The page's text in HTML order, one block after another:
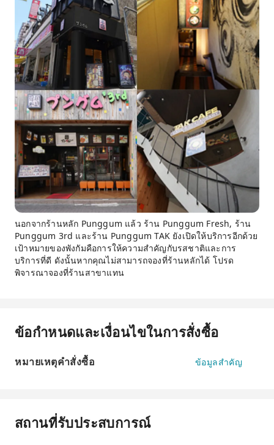
นอกจากร้านหลัก Punggum แล้ว ร้าน Punggum Fresh, ร้าน
Punggum 3rd และร้าน Punggum TAK ยังเปิดให้บริการอีกด้วย
เป้าหมายของพังกัมคือการให้ความสำคัญกับรสชาติและการ
บริการที่ดี ดังนั้นหากคุณไม่สามารถจองที่ร้านหลักได้ โปรด
พิจารณาจองที่ร้านสาขาแทน
ข้อกำหนดและเงื่อนไขในการสั่งซื้อ
หมายเหตุคำสั่งซื้อ ข้อมูลสำคัญ
สถานที่รับประสบการณ์